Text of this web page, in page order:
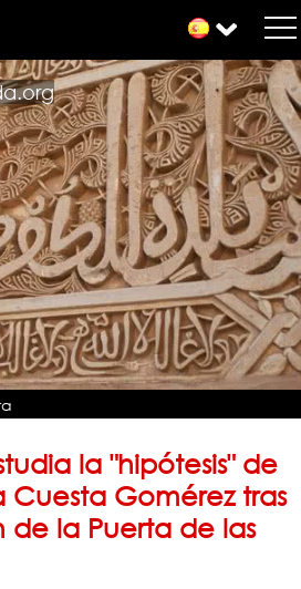
la "hipótesis" de
Cuesta Gomérez tras
de la Puerta de las